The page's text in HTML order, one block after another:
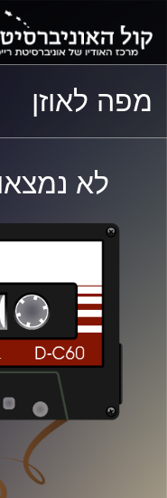
התפריט
הראשי
התוכן
הראשי
מפה לאוזן
לא